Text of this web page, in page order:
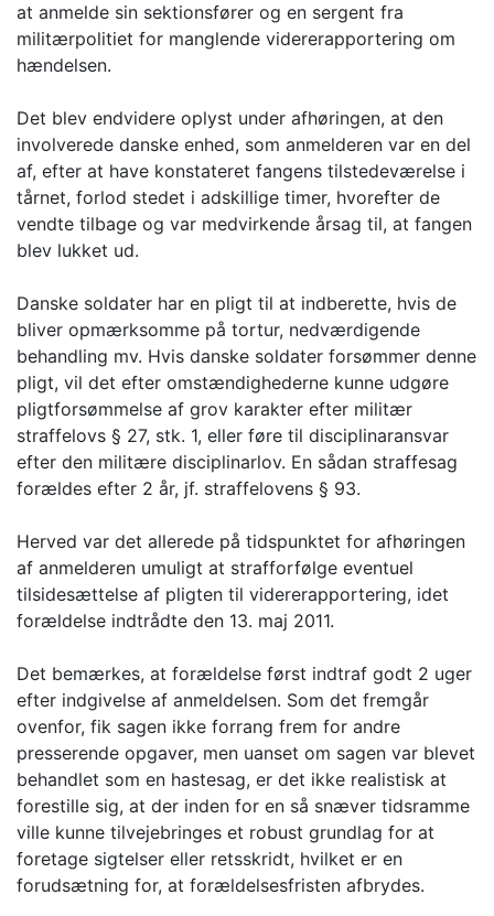
at anmelde sin sektionsfører og en sergent fra
militærpolitiet for manglende vidererapportering om
hændelsen.
Det blev endvidere oplyst under afhøringen, at den
involverede danske enhed, som anmelderen var en del
af, efter at have konstateret fangens tilstedeværelse i
tårnet, forlod stedet i adskillige timer, hvorefter de
vendte tilbage og var medvirkende årsag til, at fangen
blev lukket ud.
Danske soldater har en pligt til at indberette, hvis de
bliver opmærksomme på tortur, nedværdigende
behandling mv. Hvis danske soldater forsømmer denne
pligt, vil det efter omstændighederne kunne udgøre
pligtforsømmelse af grov karakter efter militær
straffelovs § 27, stk. 1, eller føre til disciplinaransvar
efter den militære disciplinarlov. En sådan straffesag
forældes efter 2 år, jf. straffelovens § 93.
Herved var det allerede på tidspunktet for afhøringen
af anmelderen umuligt at strafforfølge eventuel
tilsidesættelse af pligten til vidererapportering, idet
forældelse indtrådte den 13. maj 2011.
Det bemærkes, at forældelse først indtraf godt 2 uger
efter indgivelse af anmeldelsen. Som det fremgår
ovenfor, fik sagen ikke forrang frem for andre
presserende opgaver, men uanset om sagen var blevet
behandlet som en hastesag, er det ikke realistisk at
forestille sig, at der inden for en så snæver tidsramme
ville kunne tilvejebringes et robust grundlag for at
foretage sigtelser eller retsskridt, hvilket er en
forudsætning for, at forældelsesfristen afbrydes.